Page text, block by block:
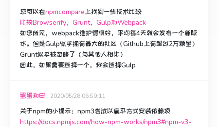
您可以在npmcompare上找到一些技术比较
比较Browserify，Grunt，Gulp和Webpack
如您所见，webpack维护得很好，平均每4天就会发布一个新版
本。 但是Gulp似乎拥有最大的社区（Github上有超过2万颗星）
Grunt似乎被忽略了（与其他人相比）
因此，如果需要选择一个，我会选择Gulp
蛋蛋和田 2020/05/28 06:59:11
关于npm的小提示：npm3尝试以扁平方式安装依赖项
https://docs.npmjs.com/how-npm-works/npm3#npm-v3-